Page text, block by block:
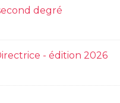
degré
- édition 2026